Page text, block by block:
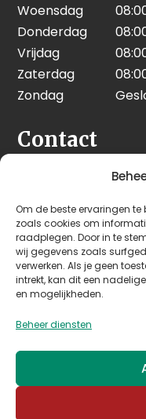
Om de beste ervaringen
zoals cookies om
raadplegen. Door in te
wij gegevens zoals
verwerken. Als je geen
intrekt, kan dit een
en mogelijkheden.
Beheer diensten
Woensdag
Donderdag
Vrijdag
Zaterdag
Zondag
Contact
Seeleman &
3628 GD Kockengen
Nederland
+31 (0)346 242 114
info@seehoo.nl
© 2026 Seeleman